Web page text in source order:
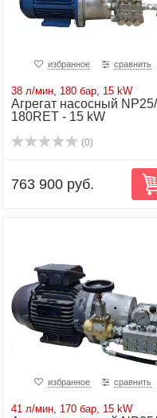
избранное сравнить
38 л/мин, 180 бар, 15 kW
Агрегат насосный
180RET - 15 kW
(0)
763 900 руб.
избранное сравнить
41 л/мин, 170 бар, 15 kW